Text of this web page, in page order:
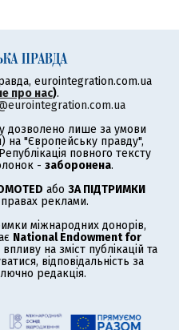
eurointegration.com.ua
про нас).
дозволено лише за умови
на "Європейську правду",
повного тексту
- заборонена.
або ЗА ПІДТРИМКИ
реклами.
міжнародних донорів,
National Endowment for
на зміст публікацій та
відповідальність за
редакція.